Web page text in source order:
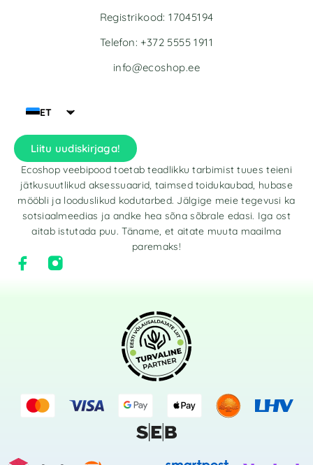
ET
Liitu uudiskirjaga!
Ecoshop veebipood toetab teadlikku tarbimist tuues teieni
jätkusuutlikud aksessuaarid, taimsed toidukaubad, hubase
mööbli ja looduslikud kodutarbed. Jälgige meie tegevusi ka
sotsiaalmeedias ja andke hea sõna sõbrale edasi. Iga ost
aitab istutada puu. Täname, et aitate muuta maailma
paremaks!
Registrikood: 17045194
Telefon: +372 5555 1911
info@ecoshop.ee